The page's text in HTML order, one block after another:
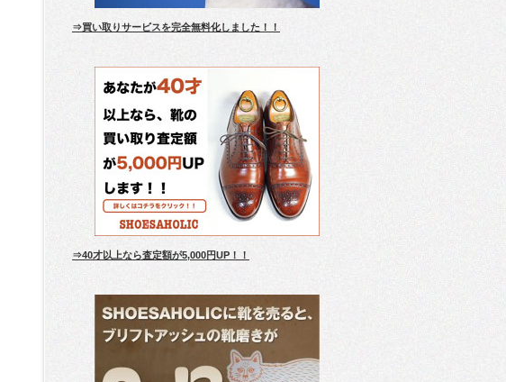
⇒買い取りサービスを完全無料化しました！！
⇒40才以上なら査定額が5,000円UP！！